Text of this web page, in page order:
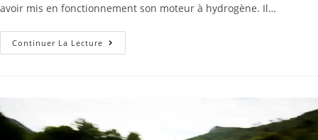
avoir mis en fonctionnement son moteur à hydrogène. Il…
Continuer La Lecture